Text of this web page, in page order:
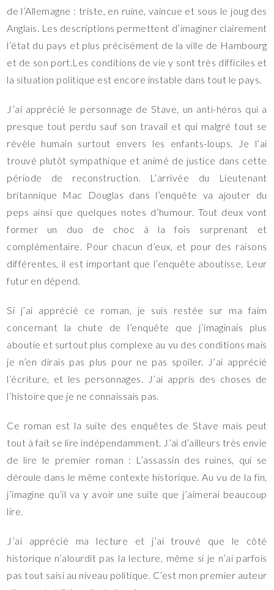
de l’Allemagne : triste, en ruine, vaincue et sous le joug des
Anglais. Les descriptions permettent d’imaginer clairement
l’état du pays et plus précisément de la ville de Hambourg
et de son port.Les conditions de vie y sont très difficiles et
la situation politique est encore instable dans tout le pays.
J’ai apprécié le personnage de Stave, un anti-héros qui a
presque tout perdu sauf son travail et qui malgré tout se
révèle humain surtout envers les enfants-loups. Je l’ai
trouvé plutôt sympathique et animé de justice dans cette
période de reconstruction. L’arrivée du Lieutenant
britannique Mac Douglas dans l’enquête va ajouter du
peps ainsi que quelques notes d’humour. Tout deux vont
former un duo de choc à la fois surprenant et
complémentaire. Pour chacun d’eux, et pour des raisons
différentes, il est important que l’enquête aboutisse. Leur
futur en dépend.
Si j’ai apprécié ce roman, je suis restée sur ma faim
concernant la chute de l’enquête que j’imaginais plus
aboutie et surtout plus complexe au vu des conditions mais
je n’en dirais pas plus pour ne pas spoiler. J’ai apprécié
l’écriture, et les personnages. J’ai appris des choses de
l’histoire que je ne connaissais pas.
Ce roman est la suite des enquêtes de Stave mais peut
tout à fait se lire indépendamment. J’ai d’ailleurs très envie
de lire le premier roman : L’assassin des ruines, qui se
déroule dans le même contexte historique. Au vu de la fin,
j’imagine qu’il va y avoir une suite que j’aimerai beaucoup
lire.
J’ai apprécié ma lecture et j’ai trouvé que le côté
historique n’alourdit pas la lecture, même si je n’ai parfois
pas tout saisi au niveau politique. C’est mon premier auteur